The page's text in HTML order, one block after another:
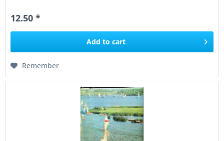
12.50 *
Add to cart
Remember